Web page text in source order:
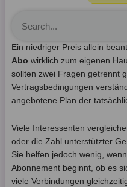
Ein niedriger Preis allein
Abo wirklich zum eigenen
sollten zwei Fragen getrennt
Vertragsbedingungen
angebotene Plan der
Viele Interessenten
oder die Zahl unterstützter
Sie helfen jedoch wenig,
Abonnement beginnt, ob es
viele Verbindungen